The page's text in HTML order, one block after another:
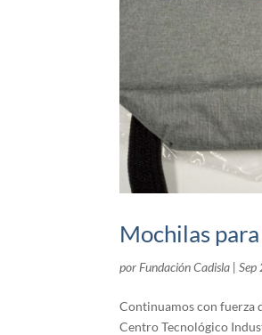
Mochilas
por Fundación Cadisla |
Continuamos con fuerza
Centro Tecnológico